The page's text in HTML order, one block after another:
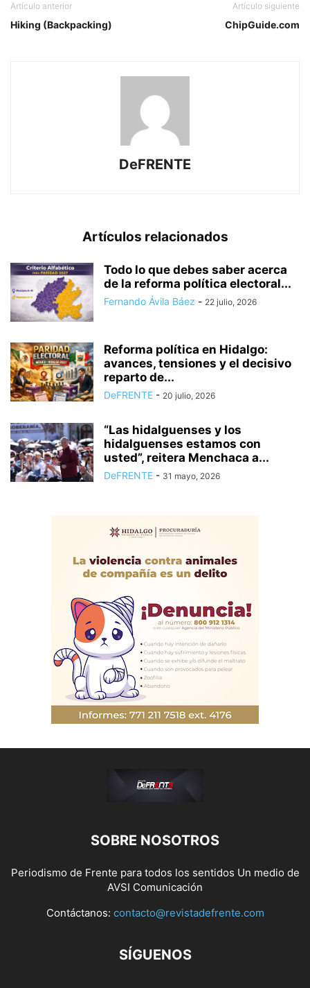
Artículo anterior
Hiking (Backpacking)
Artículo siguiente
ChipGuide.com
DeFRENTE
Artículos relacionados
Todo lo que debes saber acerca
de la reforma política electoral...
Fernando Ávila Báez - 22 julio, 2026
Reforma política en Hidalgo:
avances, tensiones y el decisivo
reparto de...
DeFRENTE - 20 julio, 2026
“Las hidalguenses y los
hidalguenses estamos con
usted”, reitera Menchaca a...
DeFRENTE - 31 mayo, 2026
SOBRE NOSOTROS
Periodismo de Frente para todos los sentidos Un medio de
AVSI Comunicación
Contáctanos: contacto@revistadefrente.com
SÍGUENOS